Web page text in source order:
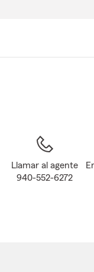
Llamar al agente
940-552-6272